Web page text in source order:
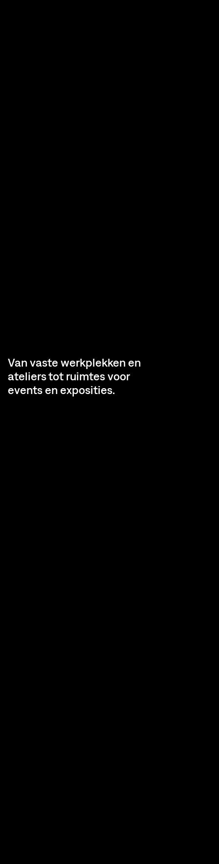
Van vaste werkplekken en
ateliers tot ruimtes voor
events en exposities.